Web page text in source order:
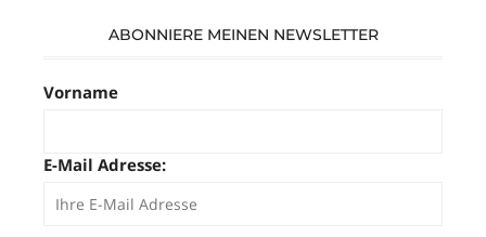
ABONNIERE MEINEN NEWSLETTER
Vorname
E-Mail Adresse: